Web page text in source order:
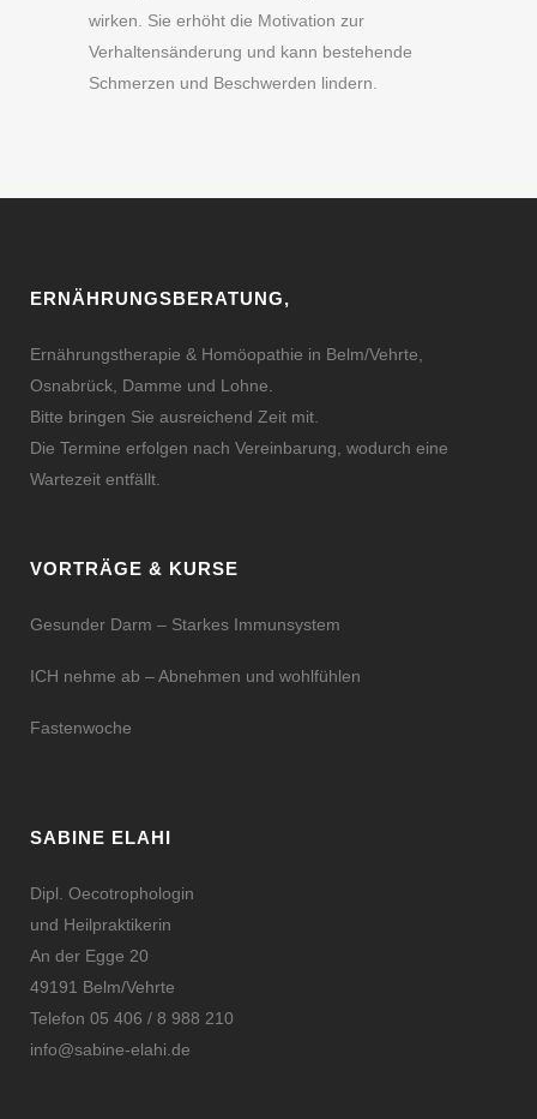
wirken. Sie erhöht die Motivation zur
Verhaltensänderung und kann bestehende
Schmerzen und Beschwerden lindern.
ERNÄHRUNGSBERATUNG,
Ernährungstherapie & Homöopathie in Belm/Vehrte,
Osnabrück, Damme und Lohne.
Bitte bringen Sie ausreichend Zeit mit.
Die Termine erfolgen nach Vereinbarung, wodurch eine
Wartezeit entfällt.
VORTRÄGE & KURSE
Gesunder Darm – Starkes Immunsystem
ICH nehme ab – Abnehmen und wohlfühlen
Fastenwoche
SABINE ELAHI
Dipl. Oecotrophologin
und Heilpraktikerin
An der Egge 20
49191 Belm/Vehrte
Telefon 05 406 / 8 988 210
info@sabine-elahi.de